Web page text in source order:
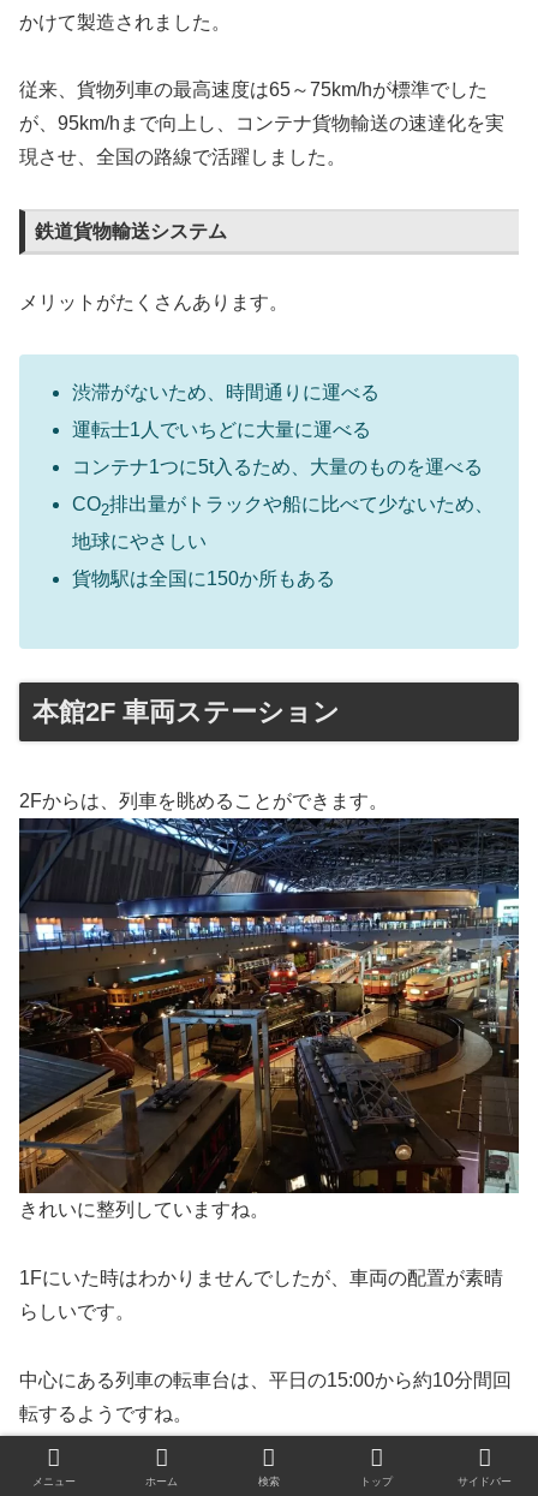
かけて製造されました。
従来、貨物列車の最高速度は65～75km/hが標準でした
が、95km/hまで向上し、コンテナ貨物輸送の速達化を実
現させ、全国の路線で活躍しました。
鉄道貨物輸送システム
メリットがたくさんあります。
渋滞がないため、時間通りに運べる
運転士1人でいちどに大量に運べる
コンテナ1つに5t入るため、大量のものを運べる
CO2排出量がトラックや船に比べて少ないため、
地球にやさしい
貨物駅は全国に150か所もある
本館2F 車両ステーション
2Fからは、列車を眺めることができます。
きれいに整列していますね。
1Fにいた時はわかりませんでしたが、車両の配置が素晴
らしいです。
中心にある列車の転車台は、平日の15:00から約10分間回
転するようですね。
また、2Fの壁には年ごとの出来事について書かれてお
メニュー ホーム 検索 トップ サイドバー